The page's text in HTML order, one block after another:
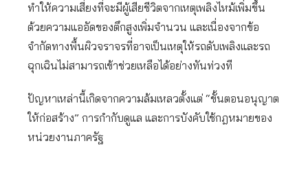
ทำให้ความเสี่ยงที่จะมีผู้เสียชีวิตจากเหตุเพลิงไหม้เพิ่มขึ้น
ด้วยความแออัดของตึกสูงเพิ่มจำนวน และเนื่องจากข้อ
จำกัดทางพื้นผิวจราจรที่อาจเป็นเหตุให้รถดับเพลิงและรถ
ฉุกเฉินไม่สามารถเข้าช่วยเหลือได้อย่างทันท่วงที
ปัญหาเหล่านี้เกิดจากความล้มเหลวตั้งแต่ “ขั้นตอนอนุญาต
ให้ก่อสร้าง” การกำกับดูแล และการบังคับใช้กฎหมายของ
หน่วยงานภาครัฐ